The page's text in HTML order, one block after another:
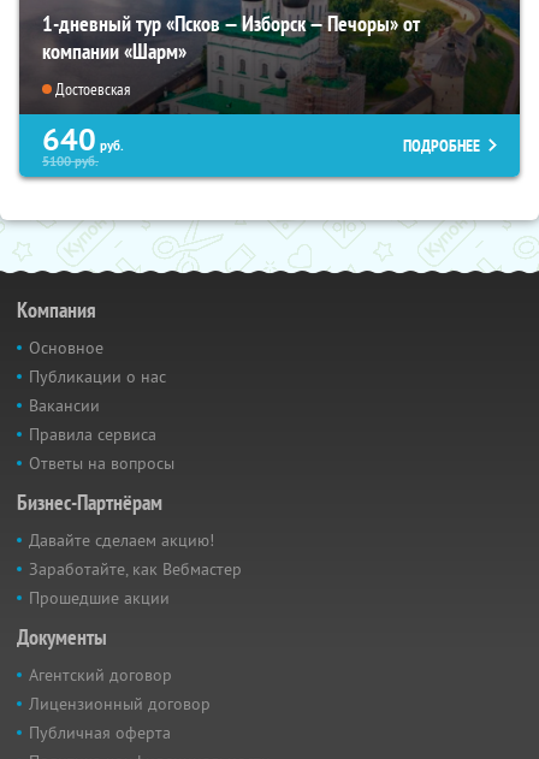
1-дневный тур «Псков — Изборск — Печоры» от
компании «Шарм»
Достоевская
640 руб.
5100руб.
ПОДРОБНЕЕ
Компания
Основное
Публикации о нас
Вакансии
Правила сервиса
Ответы на вопросы
Бизнес-Партнёрам
Давайте сделаем акцию!
Заработайте, как Вебмастер
Прошедшие акции
Документы
Агентский договор
Лицензионный договор
Публичная оферта